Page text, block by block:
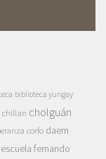
biblioteca yungay
chillan cholguán
corfo daem
escuela fernando